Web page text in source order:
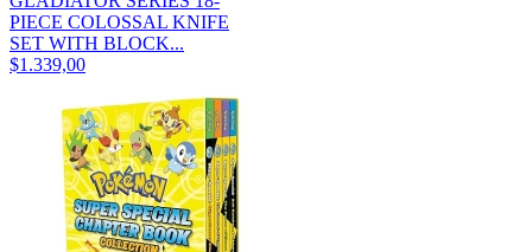
PIECE COLOSSAL KNIFE
SET WITH BLOCK...
$1.339,00